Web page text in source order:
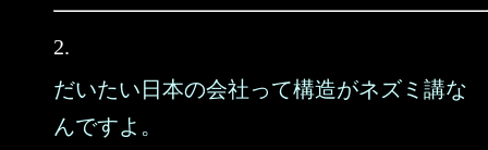
2.
だいたい日本の会社って構造がネズミ講な
んですよ。